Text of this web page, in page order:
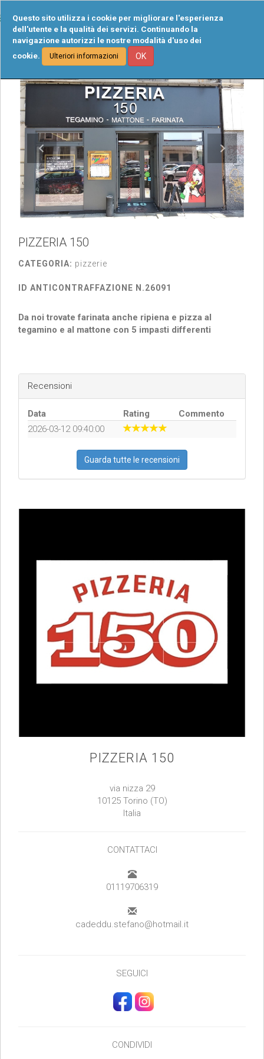
Questo sito utilizza i cookie per migliorare l'esperienza
dell'utente e la qualità dei servizi. Continuando la
navigazione autorizzi le nostre modalità d'uso dei
cookie.
Ulteriori informazioni OK
PIZZERIA 150
CATEGORIA: pizzerie
ID ANTICONTRAFFAZIONE N.26091
Da noi trovate farinata anche ripiena e pizza al
tegamino e al mattone con 5 impasti differenti
Recensioni
Data Rating
Commento
2026-03-12 09:40:00
Guarda tutte le recensioni
PIZZERIA 150
via nizza 29
10125 Torino (TO)
Italia
CONTATTACI
01119706319
cadeddu.stefano@hotmail.it
SEGUICI
CONDIVIDI